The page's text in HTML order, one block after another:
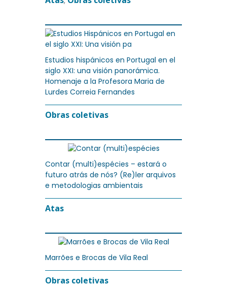
Estudios hispánicos en Portugal en el
siglo XXI: una visión panorámica.
Homenaje a la Profesora Maria de
Lurdes Correia Fernandes
Obras coletivas
Contar (multi)espécies – estará o
futuro atrás de nós? (Re)ler arquivos
e metodologias ambientais
Atas
Marrões e Brocas de Vila Real
Obras coletivas